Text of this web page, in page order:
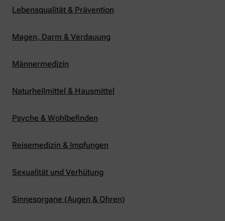
Lebensqualität & Prävention
Magen, Darm & Verdauung
Männermedizin
Naturheilmittel & Hausmittel
Psyche & Wohlbefinden
Reisemedizin & Impfungen
Sexualität und Verhütung
Sinnesorgane (Augen & Ohren)